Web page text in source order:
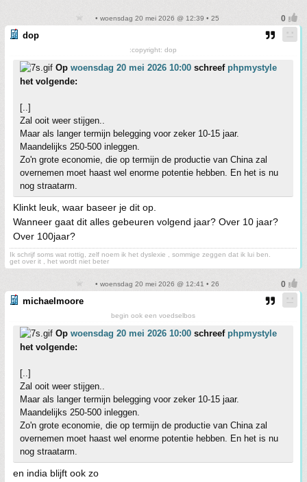
• woensdag 20 mei 2026 @ 12:39 • 25
dop
:copyright: dop
Op woensdag 20 mei 2026 10:00 schreef phpmystyle
het volgende:
[..]
Zal ooit weer stijgen..
Maar als langer termijn belegging voor zeker 10-15 jaar.
Maandelijks 250-500 inleggen.
Zo'n grote economie, die op termijn de productie van China zal
overnemen moet haast wel enorme potentie hebben. En het is nu
nog straatarm.
Klinkt leuk, waar baseer je dit op.
Wanneer gaat dit alles gebeuren volgend jaar? Over 10 jaar?
Over 100jaar?
Ik schrijf soms wat rottig, zelf noem ik het dyslexie , sommige zeggen dat ik lui ben.
get over it , het wordt niet beter
• woensdag 20 mei 2026 @ 12:41 • 26
michaelmoore
begin ook een voedselbos
Op woensdag 20 mei 2026 10:00 schreef phpmystyle
het volgende:
[..]
Zal ooit weer stijgen..
Maar als langer termijn belegging voor zeker 10-15 jaar.
Maandelijks 250-500 inleggen.
Zo'n grote economie, die op termijn de productie van China zal
overnemen moet haast wel enorme potentie hebben. En het is nu
nog straatarm.
en india blijft ook zo